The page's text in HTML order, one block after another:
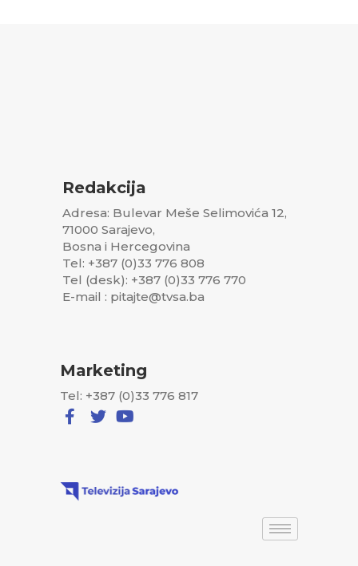
Redakcija
Adresa: Bulevar Meše Selimovića 12,
71000 Sarajevo,
Bosna i Hercegovina
Tel: +387 (0)33 776 808
Tel (desk): +387 (0)33 776 770
E-mail : pitajte@tvsa.ba
Marketing
Tel: +387 (0)33 776 817